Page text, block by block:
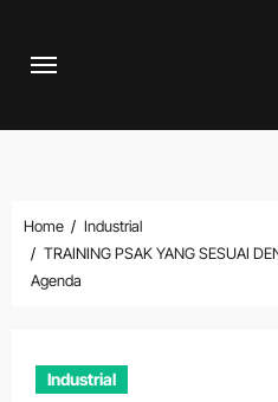
Home
Industrial
TRAINING PSAK YANG SESUAI
Agenda
Industrial